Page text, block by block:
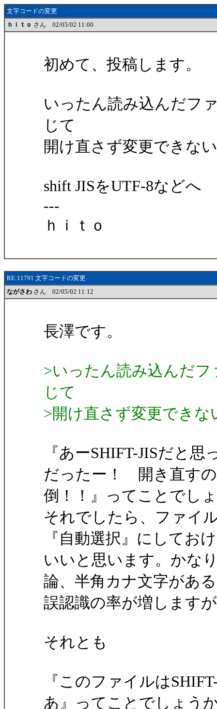
文字コードの変更
ｈｉｔｏ さん 02/05/02 11:00
初めて、投稿します。
いったん読み込んだフ
じて
開け直さず変更できな
shift JISをUTF-8などへ
---
ｈｉｔｏ
RE:11791 文字コードの変更
ながさわ さん 02/05/02 11:12
長澤です。
>いったん読み込んだ
じて
>開け直さず変更できな
『あーSHIFT-JISだと
だったー！ 開き直す
倒！！』ってことでし
それでしたら、ファイ
『自動選択』にしてお
いいと思います。かな
論、半角カナ文字があ
誤認識の率が増します
それとも
『このファイルは
あ』ってことでしょう